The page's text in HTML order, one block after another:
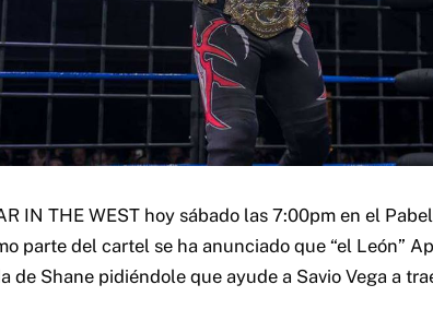
IN THE WEST hoy sábado las 7:00pm en el
parte del cartel se ha anunciado que “el León”
de Shane pidiéndole que ayude a Savio Vega a